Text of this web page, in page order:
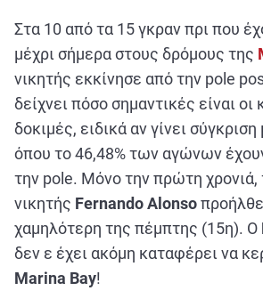
Στα 10 από τα 15 γκραν πρι που
μέχρι σήμερα στους δρόμους της
νικητής εκκίνησε από την pole
δείχνει πόσο σημαντικές είναι οι
δοκιμές, ειδικά αν γίνει σύγκριση
όπου το 46,48% των αγώνων
την pole. Μόνο την πρώτη χρονιά,
νικητής Fernando Alonso
χαμηλότερη της πέμπτης (15η). Ο
δεν ε έχει ακόμη καταφέρει να
Marina Bay!